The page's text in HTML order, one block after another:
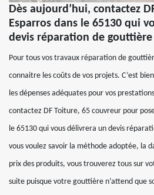
Dès aujourd’hui, contactez
Esparros dans le 65130 qui
devis réparation de
Pour tous vos travaux réparation de
connaitre les coûts de vos projets. C’est
les dépenses adéquates pour vos
contactez DF Toiture, 65 couvreur pour
le 65130 qui vous délivrera un devis
vous voulez savoir la méthode adoptée, la
prix des produits, vous trouverez tous sur
suite puisque votre gouttière n’attend que